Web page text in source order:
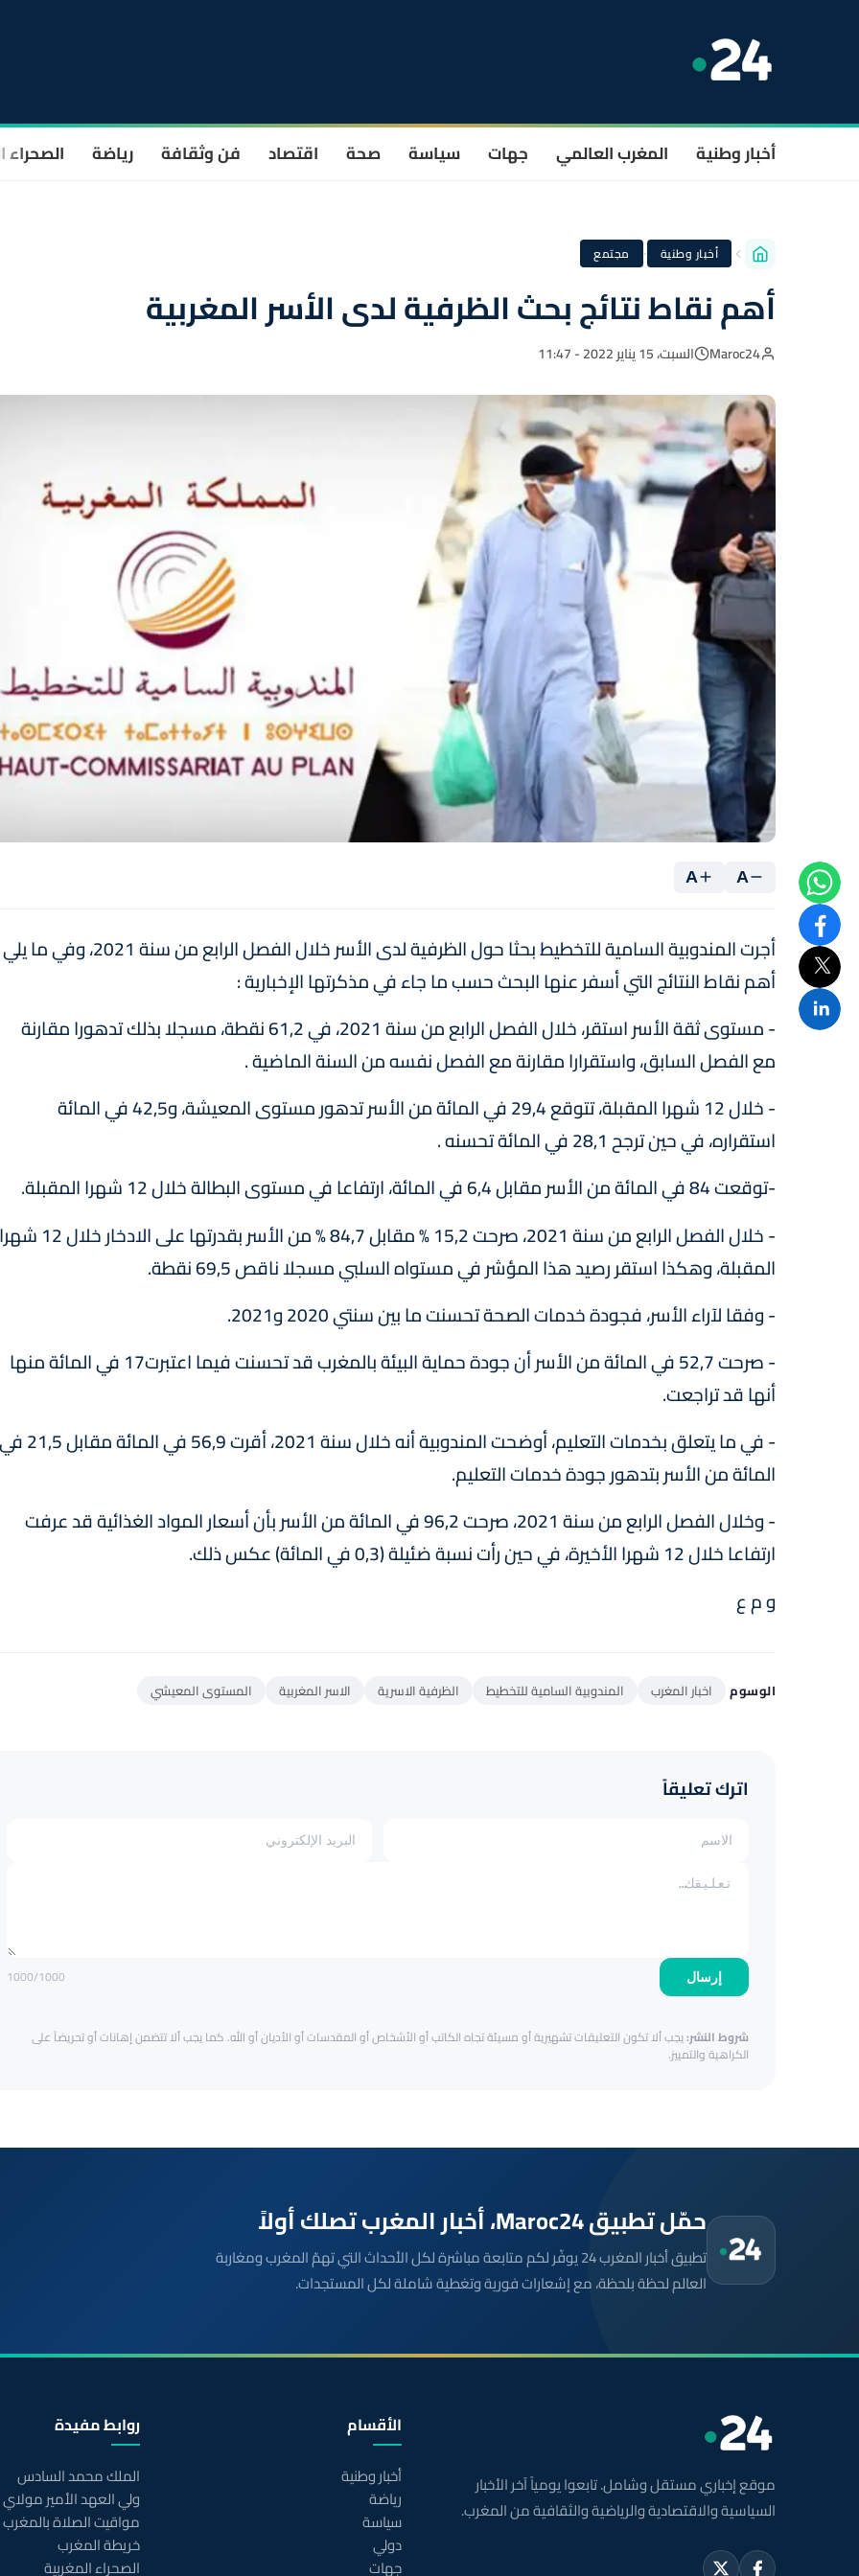
أخبار وطنية المغرب العالمي جهات سياسة صحة اقتصاد فن وثقافة رياضة الصحراء
أخبار وطنية · مجتمع
أهم نقاط نتائج بحث الظرفية لدى الأسر المغربية
Maroc24 السبت، 15 يناير 2022 - 11:47
A
A
أجرت المندوبية السامية للتخطيط بحثا حول الظرفية لدى الأسر خلال الفصل الرابع من سنة 2021، وفي ما يلي
أهم نقاط النتائج التي أسفر عنها البحث حسب ما جاء في مذكرتها الإخبارية :
- مستوى ثقة الأسر استقر، خلال الفصل الرابع من سنة 2021، في 61,2 نقطة، مسجلا بذلك تدهورا مقارنة
مع الفصل السابق، واستقرارا مقارنة مع الفصل نفسه من السنة الماضية .
- خلال 12 شهرا المقبلة، تتوقع 29,4 في المائة من الأسر تدهور مستوى المعيشة، و42,5 في المائة
استقراره، في حين ترجح 28,1 في المائة تحسنه .
-توقعت 84 في المائة من الأسر مقابل 6,4 في المائة، ارتفاعا في مستوى البطالة خلال 12 شهرا المقبلة.
- خلال الفصل الرابع من سنة 2021، صرحت 15,2 % مقابل 84,7 % من الأسر بقدرتها على الادخار خلال 12 شهرا
المقبلة، وهكذا استقر رصيد هذا المؤشر في مستواه السلبي مسجلا ناقص 69,5 نقطة.
- وفقا لآراء الأسر، فجودة خدمات الصحة تحسنت ما بين سنتي 2020 و2021.
- صرحت 52,7 في المائة من الأسر أن جودة حماية البيئة بالمغرب قد تحسنت فيما اعتبرت17 في المائة منها
أنها قد تراجعت.
- في ما يتعلق بخدمات التعليم، أوضحت المندوبية أنه خلال سنة 2021، أقرت 56,9 في المائة مقابل 21,5 في
المائة من الأسر بتدهور جودة خدمات التعليم.
- وخلال الفصل الرابع من سنة 2021، صرحت 96,2 في المائة من الأسر بأن أسعار المواد الغذائية قد عرفت
ارتفاعا خلال 12 شهرا الأخيرة، في حين رأت نسبة ضئيلة (0,3 في المائة) عكس ذلك.
و م ع
الوسوم اخبار المغرب المندوبية السامية للتخطيط الظرفية الاسرية الاسر المغربية المستوى المعيشي
اترك تعليقاً
إرسال 1000/1000
شروط النشر:يجب ألا تكون التعليقات تشهيرية أو مسيئة تجاه الكاتب أو الأشخاص أو المقدسات أو الأديان أو الله. كما يجب ألا تتضمن إهانات أو تحريضاً على
الكراهية والتمييز.
حمّل تطبيق Maroc24، أخبار المغرب تصلك أولاً
تطبيق أخبار المغرب 24 يوفّر لكم متابعة مباشرة لكل الأحداث التي تهمّ المغرب ومغاربة
العالم لحظة بلحظة، مع إشعارات فورية وتغطية شاملة لكل المستجدات.
موقع إخباري مستقل وشامل. تابعوا يومياً آخر الأخبار
السياسية والاقتصادية والرياضية والثقافية من المغرب.
الأقسام
أخبار وطنية
رياضة
سياسة
دولي
جهات
روابط مفيدة
الملك محمد السادس
ولي العهد الأمير
مواقيت الصلاة بالمغرب
خريطة المغرب
الصحراء المغربية